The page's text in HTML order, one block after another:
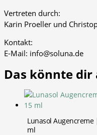
Vertreten durch:
Karin Proeller und
Kontakt:
E-Mail: info@soluna.de
Das könnte
Lunasol Augencreme
ml